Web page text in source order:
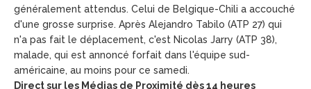
généralement attendus. Celui de Belgique-Chili a accouché
d'une grosse surprise. Après Alejandro Tabilo (ATP 27) qui
n'a pas fait le déplacement, c'est Nicolas Jarry (ATP 38),
malade, qui est annoncé forfait dans l'équipe sud-
américaine, au moins pour ce samedi.
Direct sur les Médias de Proximité dès 14 heures